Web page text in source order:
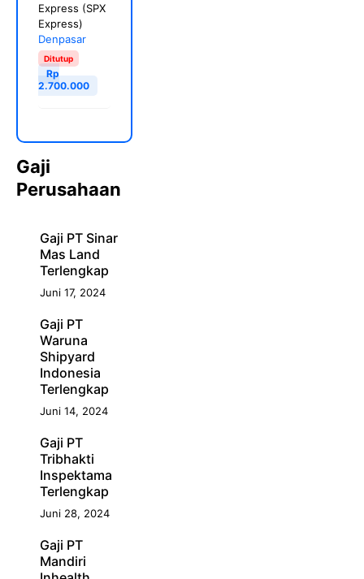
Express (SPX
Express)
Denpasar
Ditutup
Rp
2.700.000
Gaji
Perusahaan
Gaji PT Sinar
Mas Land
Terlengkap
Juni 17, 2024
Gaji PT
Waruna
Shipyard
Indonesia
Terlengkap
Juni 14, 2024
Gaji PT
Tribhakti
Inspektama
Terlengkap
Juni 28, 2024
Gaji PT
Mandiri